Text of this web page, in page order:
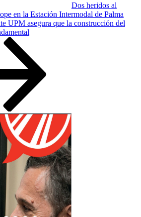
Dos heridos al
en la Estación Intermodal de Palma
UPM asegura que la construcción del